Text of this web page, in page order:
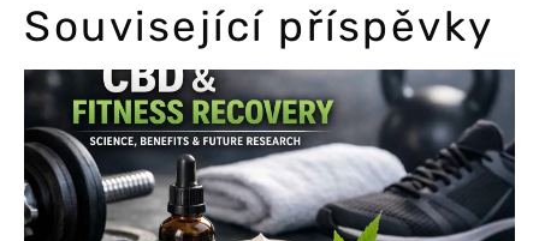
Související příspěvky